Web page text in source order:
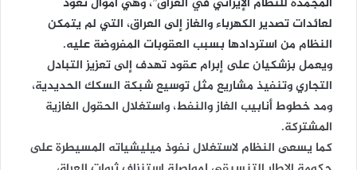
لعائدات تصدير الكهرباء والغاز إلى العراق، التي لم يتمكن
النظام من استردادها بسبب العقوبات المفروضة عليه.
ويعمل بزشكيان على إبرام عقود تهدف إلى تعزيز التبادل
التجاري وتنفيذ مشاريع مثل توسيع شبكة السكك الحديدية،
ومد خطوط أنابيب الغاز والنفط، واستغلال الحقول الغازية
المشتركة.
كما يسعى النظام لاستغلال نفوذ ميليشياته المسيطرة على